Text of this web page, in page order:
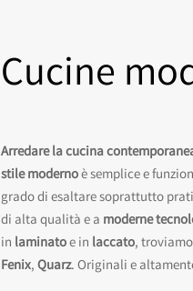
Cucine
Arredare la cucina
stile modernoè semplice e
grado di esaltare soprattutto
di alta qualità e a moderne
in laminatoe in laccato,
Fenix,Quarz. Originali e